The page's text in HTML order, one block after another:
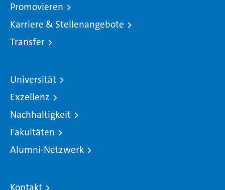
Promovieren
Karriere & Stellenangebote
Transfer
Universität
Exzellenz
Nachhaltigkeit
Fakultäten
Alumni-Netzwerk
Kontakt